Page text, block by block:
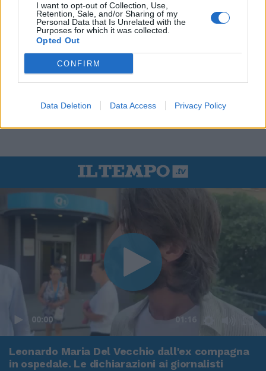
I want to opt-out of Collection, Use,
Retention, Sale, and/or Sharing of my
Personal Data that Is Unrelated with the
Purposes for which it was collected.
Opted Out
CONFIRM
Data Deletion Data Access Privacy Policy
00:00 01:16
Leonardo Maria Del Vecchio dall'ex compagna
in ospedale. Le dichiarazioni ai giornalisti